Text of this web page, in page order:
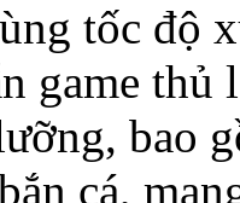
tốc độ
game thủ
bao
cá,